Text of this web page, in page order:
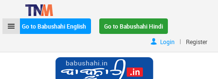
Go to Babushahi English
Go to Babushahi Hindi
Login
| Register